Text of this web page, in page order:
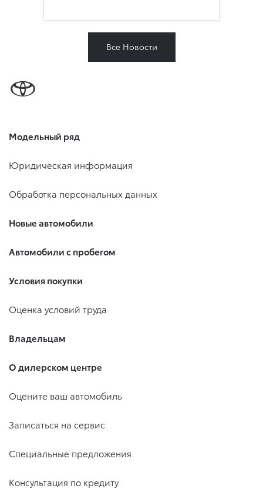
Все Новости
Модельный ряд
Юридическая информация
Обработка персональных данных
Новые автомобили
Автомобили с пробегом
Условия покупки
Оценка условий труда
Владельцам
О дилерском центре
Оцените ваш автомобиль
Записаться на сервис
Специальные предложения
Консультация по кредиту